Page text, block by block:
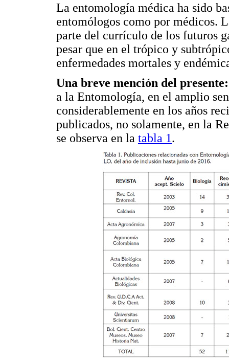
La entomología médica ha sido
entomólogos como por médicos.
parte del currículo de los futuros
pesar que en el trópico y
enfermedades mortales y
Una breve mención del presente:
a la Entomología, en el amplio
considerablemente en los años
publicados, no solamente, en la
se observa en la tabla 1.